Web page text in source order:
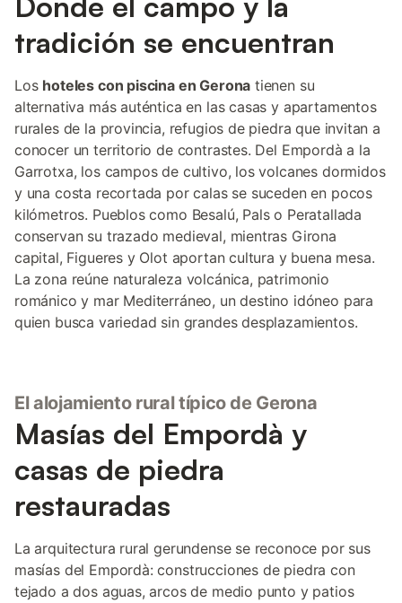
tradición se encuentran
Los hoteles con piscina en Gerona tienen su
alternativa más auténtica en las casas y apartamentos
rurales de la provincia, refugios de piedra que invitan a
conocer un territorio de contrastes. Del Empordà a la
Garrotxa, los campos de cultivo, los volcanes dormidos
y una costa recortada por calas se suceden en pocos
kilómetros. Pueblos como Besalú, Pals o Peratallada
conservan su trazado medieval, mientras Girona
capital, Figueres y Olot aportan cultura y buena mesa.
La zona reúne naturaleza volcánica, patrimonio
románico y mar Mediterráneo, un destino idóneo para
quien busca variedad sin grandes desplazamientos.
El alojamiento rural típico de Gerona
Masías del Empordà y
casas de piedra
restauradas
La arquitectura rural gerundense se reconoce por sus
masías del Empordà: construcciones de piedra con
tejado a dos aguas, arcos de medio punto y patios